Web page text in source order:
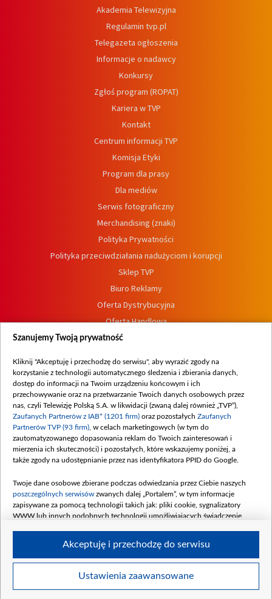
Akademia Telewizyjna
Regulamin tvp.pl
Telegazeta ogłoszenia
Informacje o nadawcy
Konkursy
Zgłoś program (ROPAT)
Kariera w TVP
Kontakt
Centrum informacji TVP
Komisja Etyki
Program dla prasy
Dla mediów
Serwis fotograficzny
Merchandising (znaki)
Polityka Prywatności
Polityka przeciwdziałania nadużyciom i korupcji
Sklep TVP
Biuro Reklamy
Oferta Dystrybucyjna
Oferta Handlowa
Dostępność
Procedura zgłoszeń wewnętrznych
© 2026 Telewizja Polska S. A. w likwidacji
Szanujemy Twoją prywatność
Kliknij "Akceptuję i przechodzę do serwisu", aby wyrazić zgody na
korzystanie z technologii automatycznego śledzenia i zbierania danych,
dostęp do informacji na Twoim urządzeniu końcowym i ich
przechowywanie oraz na przetwarzanie Twoich danych osobowych przez
nas, czyli Telewizję Polską S.A. w likwidacji (zwaną dalej również „TVP”),
Zaufanych Partnerów z IAB* (1201 firm) oraz pozostałych Zaufanych
Partnerów TVP (93 firm) , w celach marketingowych (w tym do
zautomatyzowanego dopasowania reklam do Twoich zainteresowań i
mierzenia ich skuteczności) i pozostałych, które wskazujemy poniżej, a
także zgody na udostępnianie przez nas identyfikatora PPID do Google.
Twoje dane osobowe zbierane podczas odwiedzania przez Ciebie naszych
poszczególnych serwisów zwanych dalej „Portalem”, w tym informacje
zapisywane za pomocą technologii takich jak: pliki cookie, sygnalizatory
WWW lub innych podobnych technologii umożliwiających świadczenie
Twoje dane osobowe zbierane podczas odwiedzania przez Ciebie
Ustawienia zaawansowane
Akceptuję i przechodzę do serwisu